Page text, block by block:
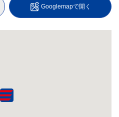
Googlemapで開く